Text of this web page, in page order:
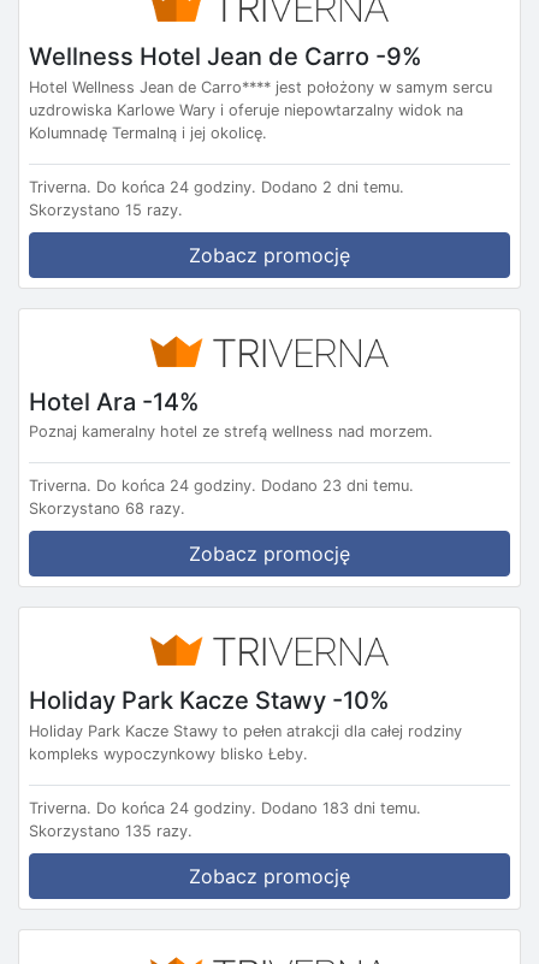
Wellness Hotel Jean de Carro -9%
Hotel Wellness Jean de Carro**** jest położony w samym sercu
uzdrowiska Karlowe Wary i oferuje niepowtarzalny widok na
Kolumnadę Termalną i jej okolicę.
Triverna. Do końca 24 godziny. Dodano 2 dni temu.
Skorzystano 15 razy.
Zobacz promocję
Hotel Ara -14%
Poznaj kameralny hotel ze strefą wellness nad morzem.
Triverna. Do końca 24 godziny. Dodano 23 dni temu.
Skorzystano 68 razy.
Zobacz promocję
Holiday Park Kacze Stawy -10%
Holiday Park Kacze Stawy to pełen atrakcji dla całej rodziny
kompleks wypoczynkowy blisko Łeby.
Triverna. Do końca 24 godziny. Dodano 183 dni temu.
Skorzystano 135 razy.
Zobacz promocję